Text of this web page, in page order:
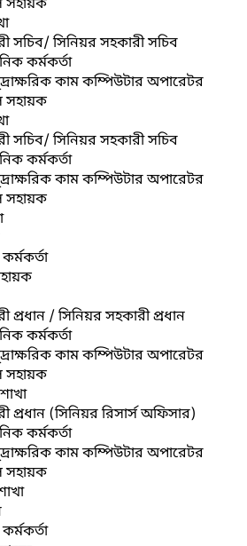
সহায়ক
সচিব/ সিনিয়র সহকারী সচিব
কর্মকর্তা
কাম কম্পিউটার অপারেটর
সহায়ক
সচিব/ সিনিয়র সহকারী সচিব
কর্মকর্তা
কাম কম্পিউটার অপারেটর
সহায়ক
প্রধান / সিনিয়র সহকারী প্রধান
কর্মকর্তা
কাম কম্পিউটার অপারেটর
সহায়ক
প্রধান (সিনিয়র রিসার্স অফিসার)
কর্মকর্তা
কাম কম্পিউটার অপারেটর
সহায়ক